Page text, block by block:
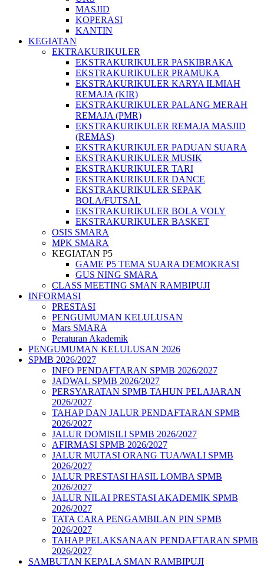
MASJID
KOPERASI
KANTIN
KEGIATAN
EKTRAKURIKULER
EKSTRAKURIKULER PASKIBRAKA
EKSTRAKURIKULER PRAMUKA
EKSTRAKURIKULER KARYA ILMIAH
REMAJA (KIR)
EKSTRAKURIKULER PALANG MERAH
REMAJA (PMR)
EKSTRAKURIKULER REMAJA MASJID
(REMAS)
EKSTRAKURIKULER PADUAN SUARA
EKSTRAKURIKULER MUSIK
EKSTRAKURIKULER TARI
EKSTRAKURIKULER DANCE
EKSTRAKURIKULER SEPAK
BOLA/FUTSAL
EKSTRAKURIKULER BOLA VOLY
EKSTRAKURIKULER BASKET
OSIS SMARA
MPK SMARA
KEGIATAN P5
GAME P5 TEMA SUARA DEMOKRASI
GUS NING SMARA
CLASS MEETING SMAN RAMBIPUJI
INFORMASI
PRESTASI
PENGUMUMAN KELULUSAN
Mars SMARA
Peraturan Akademik
PENGUMUMAN KELULUSAN 2026
SPMB 2026/2027
INFO PENDAFTARAN SPMB 2026/2027
JADWAL SPMB 2026/2027
PERSYARATAN SPMB TAHUN PELAJARAN
2026/2027
TAHAP DAN JALUR PENDAFTARAN SPMB
2026/2027
JALUR DOMISILI SPMB 2026/2027
AFIRMASI SPMB 2026/2027
JALUR MUTASI ORANG TUA/WALI SPMB
2026/2027
JALUR PRESTASI HASIL LOMBA SPMB
2026/2027
JALUR NILAI PRESTASI AKADEMIK SPMB
2026/2027
TATA CARA PENGAMBILAN PIN SPMB
2026/2027
TAHAP PELAKSANAAN PENDAFTARAN SPMB
2026/2027
SAMBUTAN KEPALA SMAN RAMBIPUJI